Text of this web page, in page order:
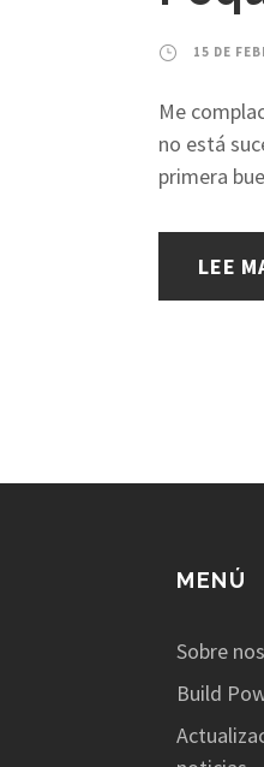
15 DE
Me
no está
primera
LEE
MENÚ
Sobre
Build